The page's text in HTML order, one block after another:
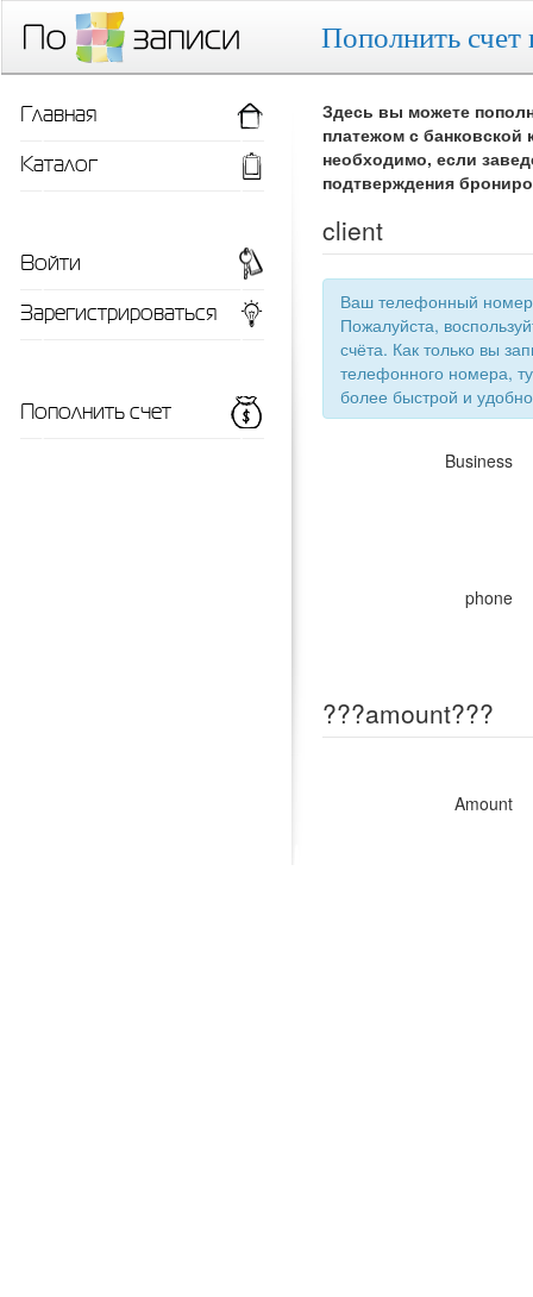
Пополнить счет
Здесь вы можете
платежом с
необходимо, если
подтверждения
client
Ваш телефонный номер
Пожалуйста,
счёта. Как только вы
телефонного номера,
более
Business
phone
???amount???
Amount
Главная
Каталог
Войти
Зарегистрироваться
Пополнить счет